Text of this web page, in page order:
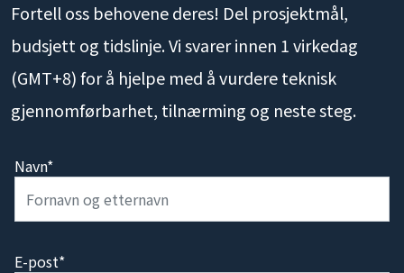
Fortell oss behovene deres! Del prosjektmål,
budsjett og tidslinje. Vi svarer innen 1 virkedag
(GMT+8) for å hjelpe med å vurdere teknisk
gjennomførbarhet, tilnærming og neste steg.
Navn*
E-post*